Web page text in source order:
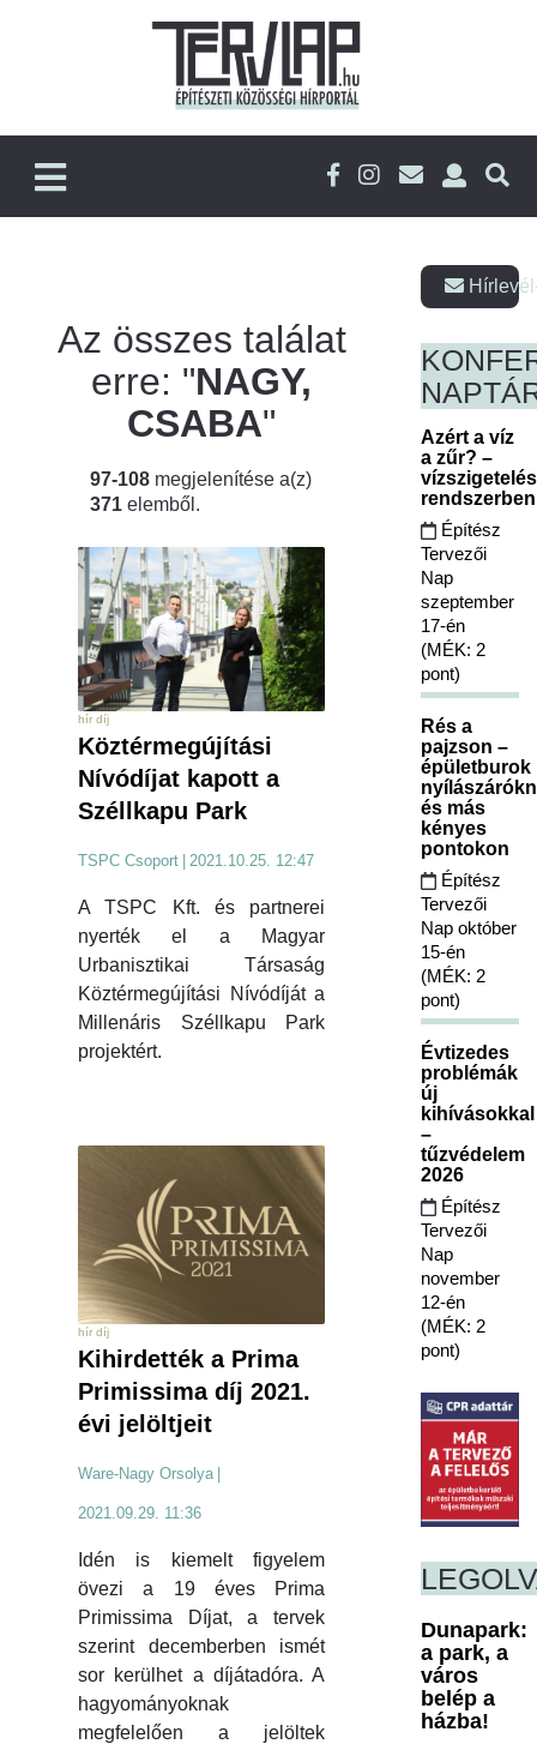
Az összes találat
erre: "NAGY,
CSABA"
97-108 megjelenítése a(z)
371 elemből.
hír díj
Köztérmegújítási
Nívódíjat kapott a
Széllkapu Park
TSPC Csoport 2021.10.25. 12:47
A TSPC Kft. és partnerei
nyerték el a Magyar
Urbanisztikai Társaság
Köztérmegújítási Nívódíját a
Millenáris Széllkapu Park
projektért.
hír díj
Kihirdették a Prima
Primissima díj 2021.
évi jelöltjeit
Ware-Nagy Orsolya
2021.09.29. 11:36
Idén is kiemelt figyelem
övezi a 19 éves Prima
Primissima Díjat, a tervek
szerint decemberben ismét
sor kerülhet a díjátadóra. A
hagyományoknak
megfelelően a jelöltek
Azért a víz
a zűr? –
Építész
Tervezői
Nap
szeptember
17-én
(MÉK: 2
pont)
Rés a
pajzson –
épületburok
és más
kényes
pontokon
Építész
Tervezői
Nap október
15-én
(MÉK: 2
pont)
Évtizedes
problémák
új
kihívásokkal
–
tűzvédelem
2026
Építész
Tervezői
Nap
november
12-én
(MÉK: 2
pont)
Dunapark:
a park, a
város
belép a
házba!